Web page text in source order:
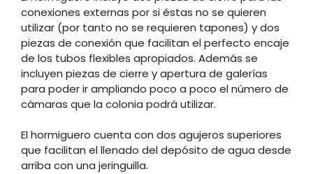
conexiones externas por si éstas no se quieren
utilizar (por tanto no se requieren tapones) y dos
piezas de conexión que facilitan el perfecto encaje
de los tubos flexibles apropiados. Además se
incluyen piezas de cierre y apertura de galerías
para poder ir ampliando poco a poco el número de
cámaras que la colonia podrá utilizar.
El hormiguero cuenta con dos agujeros superiores
que facilitan el llenado del depósito de agua desde
arriba con una jeringuilla.